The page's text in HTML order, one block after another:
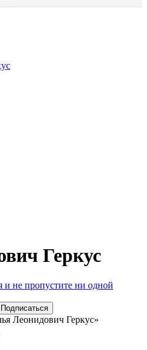
Геркус
не пропустите ни одной
Леонидович Геркус»